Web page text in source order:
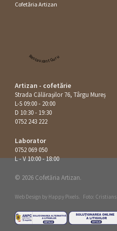
Cofetăria Artizan
Restaurant Guru
Artizan - cofetărie
Strada Călăraşilor 76, Târgu Mureș
L-S 09:00 - 20:00
D 10:30 - 19:30
0752 243 222
Laborator
0752 069 050
L - V 10:00 - 18:00
© 2026 Cofetăria Artizan.
Web Design by Happy Pixels. Foto: Cristians